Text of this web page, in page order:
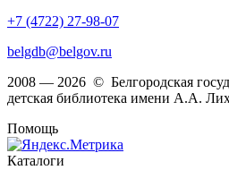
+7 (4722) 27-98-07
belgdb@belgov.ru
2008 — 2026 © Белгородская
детская библиотека имени А.А.
Помощь
Каталоги